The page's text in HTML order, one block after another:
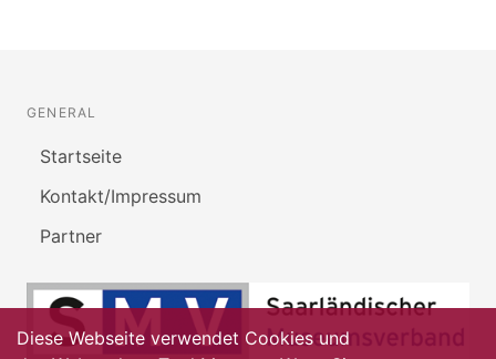
GENERAL
Startseite
Kontakt/Impressum
Partner
Diese Webseite verwendet Cookies und